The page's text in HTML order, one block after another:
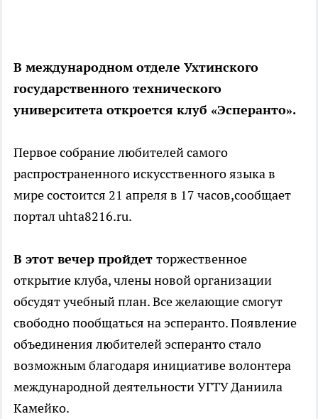
В международном отделе Ухтинского
государственного технического
университета откроется клуб «Эсперанто».
Первое собрание любителей самого
распространенного искусственного языка в
мире состоится 21 апреля в 17 часов,сообщает
портал uhta8216.ru.
В этот вечер пройдет торжественное
открытие клуба, члены новой организации
обсудят учебный план. Все желающие смогут
свободно пообщаться на эсперанто. Появление
объединения любителей эсперанто стало
возможным благодаря инициативе волонтера
международной деятельности УГТУ Даниила
Камейко.